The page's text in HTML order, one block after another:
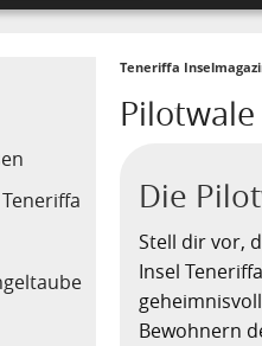
Teneriffa
Pilotwale
Die
Stell dir vor,
Insel
Bewohnern